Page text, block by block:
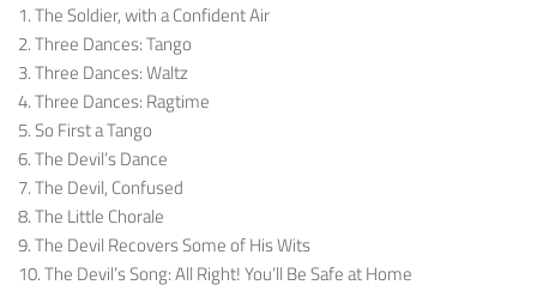
1. The Soldier, with a Confident Air
2. Three Dances: Tango
3. Three Dances: Waltz
4. Three Dances: Ragtime
5. So First a Tango
6. The Devil’s Dance
7. The Devil, Confused
8. The Little Chorale
9. The Devil Recovers Some of His Wits
10. The Devil’s Song: All Right! You’ll Be Safe at Home